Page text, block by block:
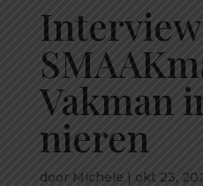
Vakman
nieren
door Michele | okt 23,